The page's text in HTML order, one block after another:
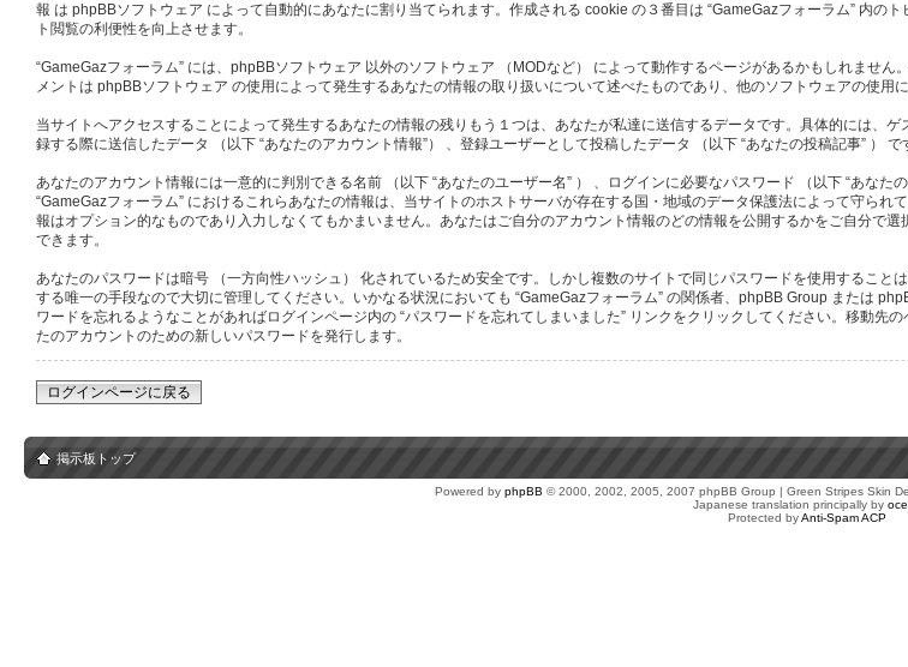
報 は phpBBソフトウェア によって自動的にあなたに割り当てられます。作成される cookie の３番目は “GameGazフォーラム” 内
ト閲覧の利便性を向上させます。
“GameGazフォーラム” には、phpBBソフトウェア 以外のソフトウェア （MODなど） によって動作するページがあるかもしれませ
メントは phpBBソフトウェア の使用によって発生するあなたの情報の取り扱いについて述べたものであり、他のソフトウェアの使用
当サイトへアクセスすることによって発生するあなたの情報の残りもう１つは、あなたが私達に送信するデータです。具体的には、
録する際に送信したデータ （以下 “あなたのアカウント情報”） 、登録ユーザーとして投稿したデータ （以下 “あなたの投稿記事” ） で
あなたのアカウント情報には一意的に判別できる名前 （以下 “あなたのユーザー名” ） 、ログインに必要なパスワード （以下 “あなた
“GameGazフォーラム” におけるこれらあなたの情報は、当サイトのホストサーバが存在する国・地域のデータ保護法によって守ら
報はオプション的なものであり入力しなくてもかまいません。あなたはご自分のアカウント情報のどの情報を公開するかをご自分で
できます。
あなたのパスワードは暗号 （一方向性ハッシュ） 化されているため安全です。しかし複数のサイトで同じパスワードを使用するこ
する唯一の手段なので大切に管理してください。いかなる状況においても “GameGazフォーラム” の関係者、phpBB Group または
ワードを忘れるようなことがあればログインページ内の “パスワードを忘れてしまいました” リンクをクリックしてください。移動
たのアカウントのための新しいパスワードを発行します。
ログインページに戻る
掲示板トップ
Powered by phpBB © 2000, 2002, 2005, 2007 phpBB Group | Green Stripes Skin
Japanese translation principally by
Protected byAnti-Spam ACP